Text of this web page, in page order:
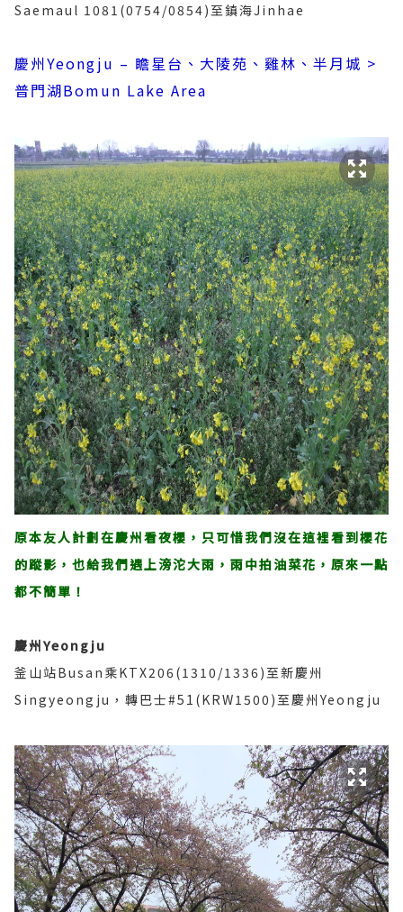
Saemaul 1081(0754/0854)至鎮海Jinhae
慶州Yeongju – 瞻星台、大陵苑、雞林、半月城 >
普門湖Bomun Lake Area
原本友人計劃在慶州看夜櫻，只可惜我們沒在這裡看到櫻花
的蹤影，也給我們遇上滂沱大雨，雨中拍油菜花，原來一點
都不簡單！
慶州Yeongju
釜山站Busan乘KTX206(1310/1336)至新慶州
Singyeongju，轉巴士#51(KRW1500)至慶州Yeongju